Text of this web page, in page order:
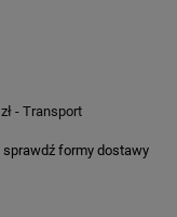
- Transport
sprawdź formy dostawy